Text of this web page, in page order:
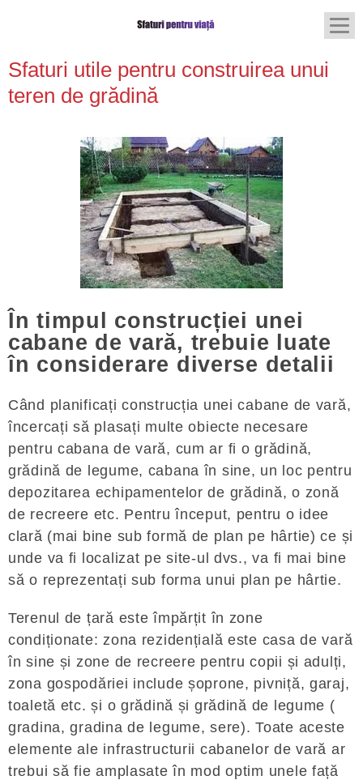
Sfaturi utile pentru construirea unui
teren de grădină
În timpul construcției unei
cabane de vară, trebuie luate
în considerare diverse detalii
Când planificați construcția unei cabane de vară,
încercați să plasați multe obiecte necesare
pentru cabana de vară, cum ar fi o grădină,
grădină de legume, cabana în sine, un loc pentru
depozitarea echipamentelor de grădină, o zonă
de recreere etc. Pentru început, pentru o idee
clară (mai bine sub formă de plan pe hârtie) ce și
unde va fi localizat pe site-ul dvs., va fi mai bine
să o reprezentați sub forma unui plan pe hârtie.
Terenul de țară este împărțit în zone
condiționate: zona rezidențială este casa de vară
în sine și zone de recreere pentru copii și adulți,
zona gospodăriei include șoprone, pivniță, garaj,
toaletă etc. și o grădină și grădină de legume (
gradina, gradina de legume, sere). Toate aceste
elemente ale infrastructurii cabanelor de vară ar
trebui să fie amplasate în mod optim unele față